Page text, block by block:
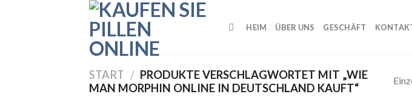
HEIM ÜBER UNS GESCHÄFT
START / PRODUKTE VERSCHLAGWORTET MIT „WIE
MAN MORPHIN ONLINE IN DEUTSCHLAND KAUFT“